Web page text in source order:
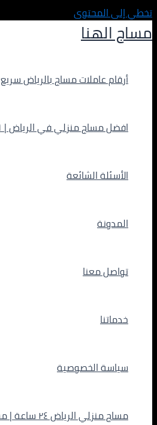
تخطي إلى المحتوى
مساج الهنا
أرقام عاملات مساج بالرياض سريع
افضل مساج منزلي في الرياض | 0560827041 | مساج الهنا الفاخر
الأسئلة الشائعة
المدونة
تواصل معنا
خدماتنا
سياسة الخصوصية
مساج منزلي الرياض ٢٤ ساعة | مساج الهنا للرجال 0560827041